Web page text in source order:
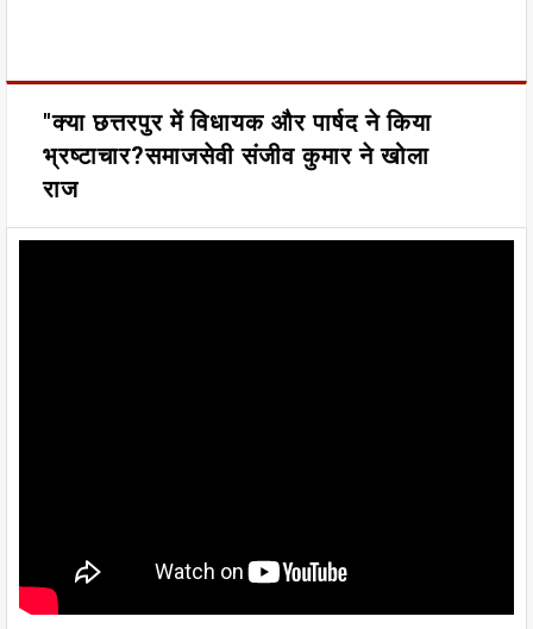
"क्या छत्तरपुर में विधायक और पार्षद ने किया
भ्रष्टाचार?समाजसेवी संजीव कुमार ने खोला
राज